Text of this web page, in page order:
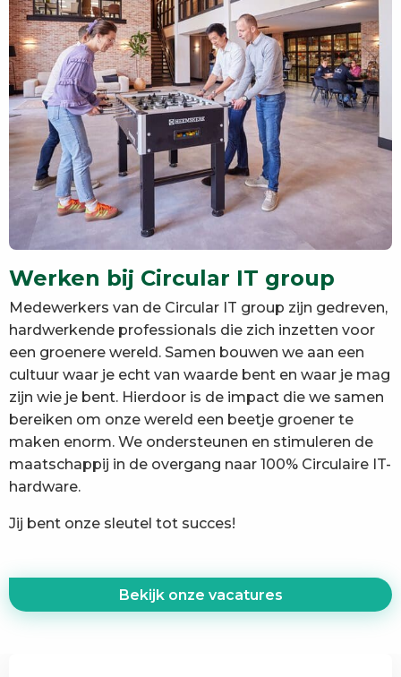
Werken bij Circular IT group
Medewerkers van de Circular IT group zijn gedreven,
hardwerkende professionals die zich inzetten voor
een groenere wereld. Samen bouwen we aan een
cultuur waar je echt van waarde bent en waar je mag
zijn wie je bent. Hierdoor is de impact die we samen
bereiken om onze wereld een beetje groener te
maken enorm. We ondersteunen en stimuleren de
maatschappij in de overgang naar 100% Circulaire IT-
hardware.
Jij bent onze sleutel tot succes!
Bekijk onze vacatures